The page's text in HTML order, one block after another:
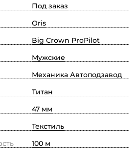
Под заказ
Oris
Big Crown ProPilot
Мужские
Механика Автоподзавод
Титан
47 мм
Текстиль
100 м